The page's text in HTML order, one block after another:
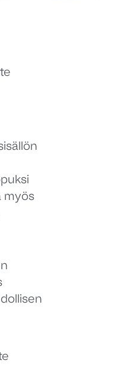
myös